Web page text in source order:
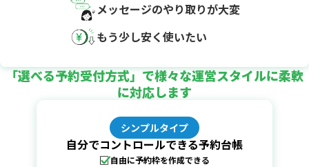
メッセージのやり取りが大変
もう少し安く使いたい
「選べる予約受付方式」で様々な運営スタイルに柔軟
に対応します
シンプルタイプ
自分でコントロールできる予約台帳
自由に予約枠を作成できる